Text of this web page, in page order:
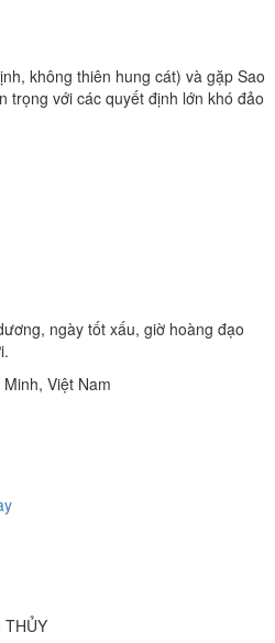
không thiên hung cát) và gặp Sao
trọng với các quyết định lớn khó đảo
ngày tốt xấu, giờ hoàng đạo
, Việt Nam
THỦY